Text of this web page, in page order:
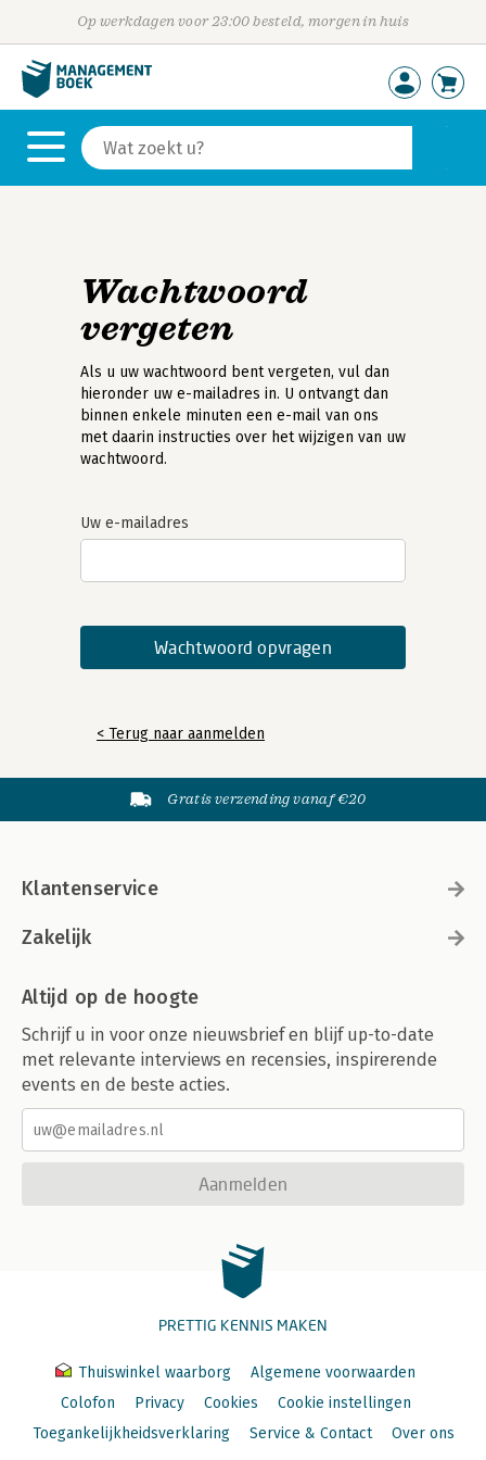
Op werkdagen voor 23:00 besteld, morgen in huis
Wachtwoord
vergeten
Als u uw wachtwoord bent vergeten, vul dan
hieronder uw e-mailadres in. U ontvangt dan
binnen enkele minuten een e-mail van ons
met daarin instructies over het wijzigen van uw
wachtwoord.
Uw e-mailadres
< Terug naar aanmelden
Gratis verzending vanaf €20
Klantenservice
Zakelijk
Altijd op de hoogte
Schrijf u in voor onze nieuwsbrief en blijf up-to-date
met relevante interviews en recensies, inspirerende
events en de beste acties.
Aanmelden
PRETTIG KENNIS MAKEN
Thuiswinkel waarborg
Algemene voorwaarden
Colofon
Privacy Cookies
Cookie instellingen
Toegankelijkheidsverklaring
Service & Contact Over ons